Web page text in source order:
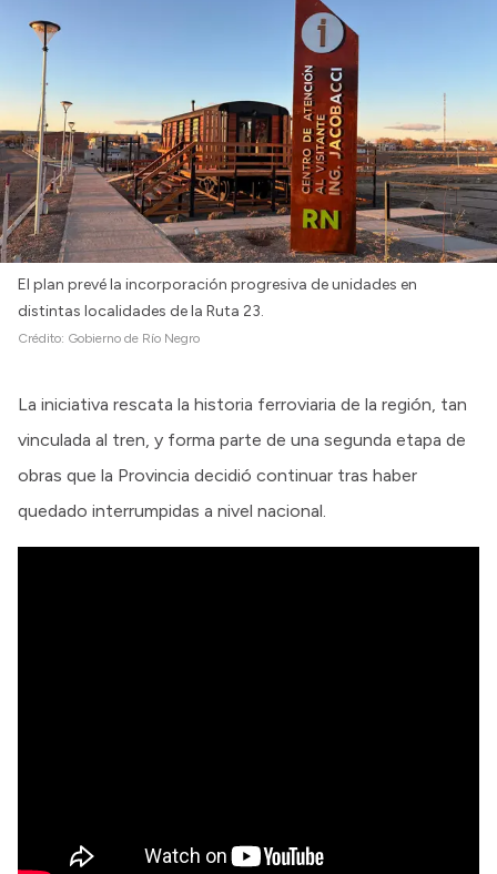
El plan prevé la incorporación progresiva de unidades en
distintas localidades de la Ruta 23.
Crédito: Gobierno de Río Negro
La iniciativa rescata la historia ferroviaria de la región, tan
vinculada al tren, y forma parte de una segunda etapa de
obras que la Provincia decidió continuar tras haber
quedado interrumpidas a nivel nacional.